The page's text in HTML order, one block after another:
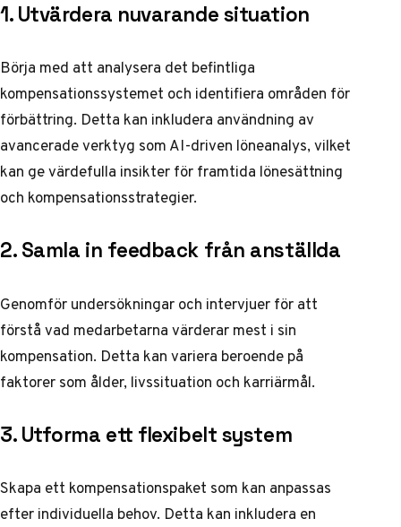
1. Utvärdera nuvarande situation
Börja med att analysera det befintliga
kompensationssystemet och identifiera områden för
förbättring. Detta kan inkludera användning av
avancerade verktyg somAI-driven löneanalys, vilket
kan ge värdefulla insikter för framtida lönesättning
och kompensationsstrategier.
2. Samla in feedback från anställda
Genomför undersökningar och intervjuer för att
förstå vad medarbetarna värderar mest i sin
kompensation. Detta kan variera beroende på
faktorer som ålder, livssituation och karriärmål.
3. Utforma ett flexibelt system
Skapa ett kompensationspaket som kan anpassas
efter individuella behov. Detta kan inkludera en